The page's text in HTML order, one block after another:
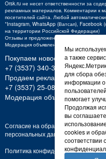
Orsk.ru не несет ответственности за
рекламных материалов. Комментарии к
посетителей сайта. Любой
*Instagram, WhatsApp (Ватсап),
на территории Российской Федерации)
Отзывы и предложения о работе портала:
Модерация объявлений +7 (3537) 32-71-28
Покупаем новости:
+7 (3537) 340-300,
Продаем рекламу:
+7 (3537) 25-08-07;
Модерация объявлений: +7
Согласие на обработку
персональных данных
Политика конфиденциальности
Мы
а также
для сбора
информации о
помогает
Продолжая
вы
cookies и
соответствии